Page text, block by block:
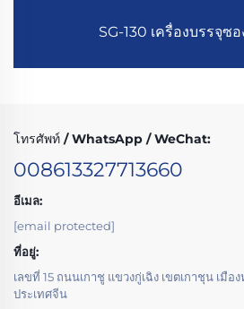
SG-130 เครื่องบรรจุซ
โทรศัพท์ / WhatsApp / WeChat:
008613327713660
อีเมล:
[email protected]
ที่อยู่:
เลขที่ 15 ถนนเกาชู แขวงกู่เฉิง เขตเกาชุน เมื
ประเทศจีน